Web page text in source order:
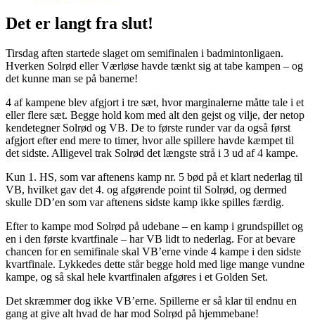
Det er langt fra slut!
Tirsdag aften startede slaget om semifinalen i badmintonligaen.
Hverken Solrød eller Værløse havde tænkt sig at tabe kampen – og
det kunne man se på banerne!
4 af kampene blev afgjort i tre sæt, hvor marginalerne måtte tale i et
eller flere sæt. Begge hold kom med alt den gejst og vilje, der netop
kendetegner Solrød og VB. De to første runder var da også først
afgjort efter end mere to timer, hvor alle spillere havde kæmpet til
det sidste. Alligevel trak Solrød det længste strå i 3 ud af 4 kampe.
Kun 1. HS, som var aftenens kamp nr. 5 bød på et klart nederlag til
VB, hvilket gav det 4. og afgørende point til Solrød, og dermed
skulle DD’en som var aftenens sidste kamp ikke spilles færdig.
Efter to kampe mod Solrød på udebane – en kamp i grundspillet og
en i den første kvartfinale – har VB lidt to nederlag. For at bevare
chancen for en semifinale skal VB’erne vinde 4 kampe i den sidste
kvartfinale. Lykkedes dette står begge hold med lige mange vundne
kampe, og så skal hele kvartfinalen afgøres i et Golden Set.
Det skræmmer dog ikke VB’erne. Spillerne er så klar til endnu en
gang at give alt hvad de har mod Solrød på hjemmebane!